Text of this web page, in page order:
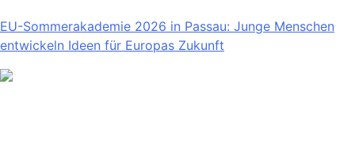
EU-Sommerakademie 2026 in Passau: Junge Menschen
entwickeln Ideen für Europas Zukunft